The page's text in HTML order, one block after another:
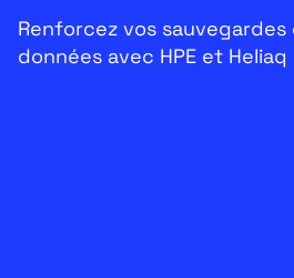
Renforcez vos
données avec HPE et